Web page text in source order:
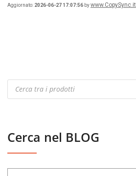
Aggiornato: 2026-06-27 17:07:56 bywww.CopySync.it
Products
search
Cerca nel BLOG